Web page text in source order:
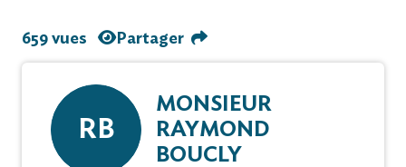
659 vues Partager
RB
MONSIEUR
RAYMOND
BOUCLY